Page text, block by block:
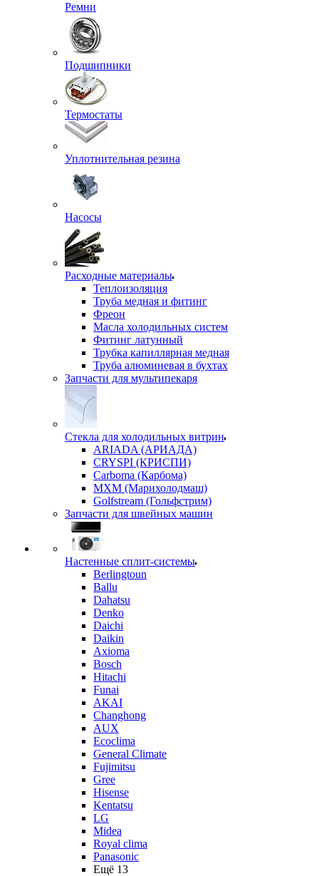
Ремни
Подшипники
Термостаты
Уплотнительная резина
Насосы
Расходные материалы
Теплоизоляция
Труба медная и фитинг
Фреон
Масла холодильных систем
Фитинг латунный
Трубка капиллярная медная
Труба алюминевая в бухтах
Запчасти для мультипекаря
Стекла для холодильных витрин
ARIADA (АРИАДА)
CRYSPI (КРИСПИ)
Carboma (Карбома)
MXM (Марихолодмаш)
Golfstream (Гольфстрим)
Запчасти для швейных машин
Настенные сплит-системы
Berlingtoun
Ballu
Dahatsu
Denko
Daichi
Daikin
Axioma
Bosch
Hitachi
Funai
AKAI
Changhong
AUX
Ecoclima
General Climate
Fujimitsu
Gree
Hisense
Kentatsu
LG
Midea
Royal clima
Panasonic
Ещё 13